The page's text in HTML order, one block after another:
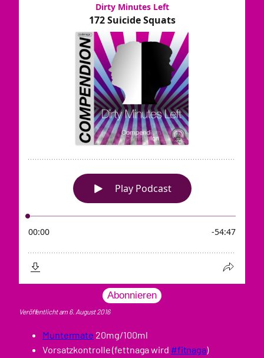
Abonnieren
Veröffentlicht am 6. August 2016
Muntermate 20mg/100ml
Vorsatzkontrolle (fettnaga wird #fitnaga)